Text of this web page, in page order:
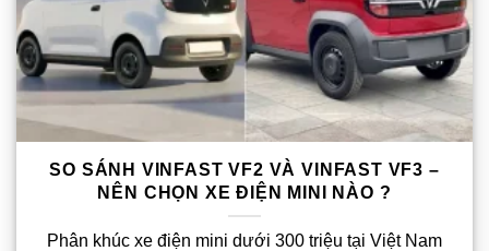
SO SÁNH VINFAST VF2 VÀ VINFAST VF3 –
NÊN CHỌN XE ĐIỆN MINI NÀO ?
Phân khúc xe điện mini dưới 300 triệu tại Việt Nam